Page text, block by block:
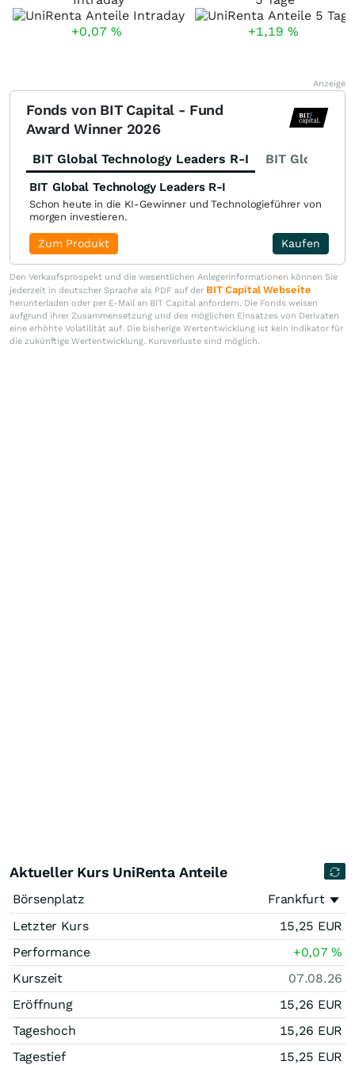
+0,07 % +1,19 %
Anzeige
Fonds von BIT Capital - Fund
Award Winner 2026
BIT Global Technology Leaders R-I BIT Global
BIT Global Technology Leaders R-I
Schon heute in die KI-Gewinner und Technologieführer von
morgen investieren.
Kaufen
Zum Produkt
Den Verkaufsprospekt und die wesentlichen Anlegerinformationen können Sie
jederzeit in deutscher Sprache als PDF auf der BIT Capital Webseite
herunterladen oder per E-Mail an BIT Capital anfordern. Die Fonds weisen
aufgrund ihrer Zusammensetzung und des möglichen Einsatzes von Derivaten
eine erhöhte Volatilität auf. Die bisherige Wertentwicklung ist kein Indikator für
die zukünftige Wertentwicklung. Kursverluste sind möglich.
Aktueller Kurs UniRenta Anteile
Börsenplatz
Frankfurt
Letzter Kurs
15,25 EUR
Performance
+0,07%
Kurszeit
07.08.26
Eröffnung
15,26 EUR
Tageshoch
15,26 EUR
Tagestief
15,25 EUR